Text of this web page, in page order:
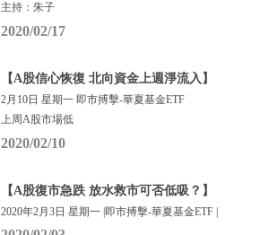
主持：朱子
2020/02/17
【A股信心恢復 北向資金上週淨流入】
2月10日 星期一 即市搏擊-華夏基金ETF
上周A股市場低
2020/02/10
【A股復市急跌 放水救市可否低吸？】
2020年2月3日 星期一 |即市搏擊-華夏基金ETF |